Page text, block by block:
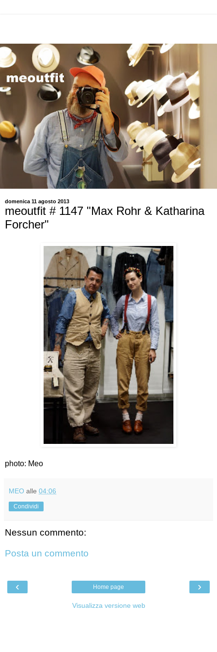
domenica 11 agosto 2013
meoutfit # 1147 "Max Rohr & Katharina
Forcher"
photo: Meo
MEO alle 04:06
Condividi
Nessun commento:
Posta un commento
‹ ›
Home page
Visualizza versione web